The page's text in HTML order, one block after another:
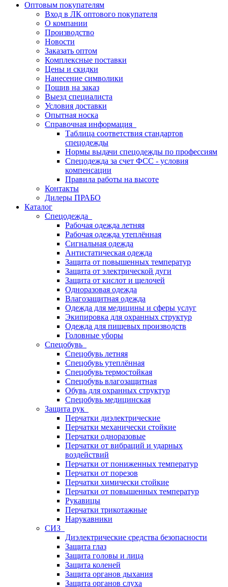
Оптовым покупателям
Вход в ЛК оптового покупателя
О компании
Производство
Новости
Заказать оптом
Комплексные поставки
Цены и скидки
Нанесение символики
Пошив на заказ
Выезд специалиста
Условия доставки
Опытная носка
Справочная информация
Таблица соответствия стандартов
спецодежды
Нормы выдачи спецодежды по профессиям
Спецодежда за счет ФСС - условия
компенсации
Правила работы на высоте
Контакты
Дилеры ПРАБО
Каталог
Спецодежда
Рабочая одежда летняя
Рабочая одежда утеплённая
Сигнальная одежда
Антистатическая одежда
Защита от повышенных температур
Защита от электрической дуги
Защита от кислот и щелочей
Одноразовая одежда
Влагозащитная одежда
Одежда для медицины и сферы услуг
Экипировка для охранных структур
Одежда для пищевых производств
Головные уборы
Спецобувь
Спецобувь летняя
Спецобувь утеплённая
Спецобувь термостойкая
Спецобувь влагозащитная
Обувь для охранных структур
Спецобувь медицинская
Защита рук
Перчатки диэлектрические
Перчатки механически стойкие
Перчатки одноразовые
Перчатки от вибраций и ударных
воздействий
Перчатки от пониженных температур
Перчатки от порезов
Перчатки химически стойкие
Перчатки от повышенных температур
Рукавицы
Перчатки трикотажные
Нарукавники
СИЗ
Диэлектрические средства безопасности
Защита глаз
Защита головы и лица
Защита коленей
Защита органов дыхания
Защита органов слуха